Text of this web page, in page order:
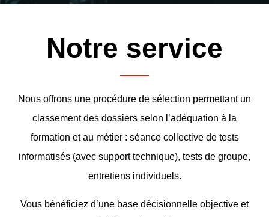
Notre service
Nous offrons une procédure de sélection permettant un
classement des dossiers selon l’adéquation à la
formation et au métier : séance collective de tests
informatisés (avec support technique), tests de groupe,
entretiens individuels.
Vous bénéficiez d’une base décisionnelle objective et